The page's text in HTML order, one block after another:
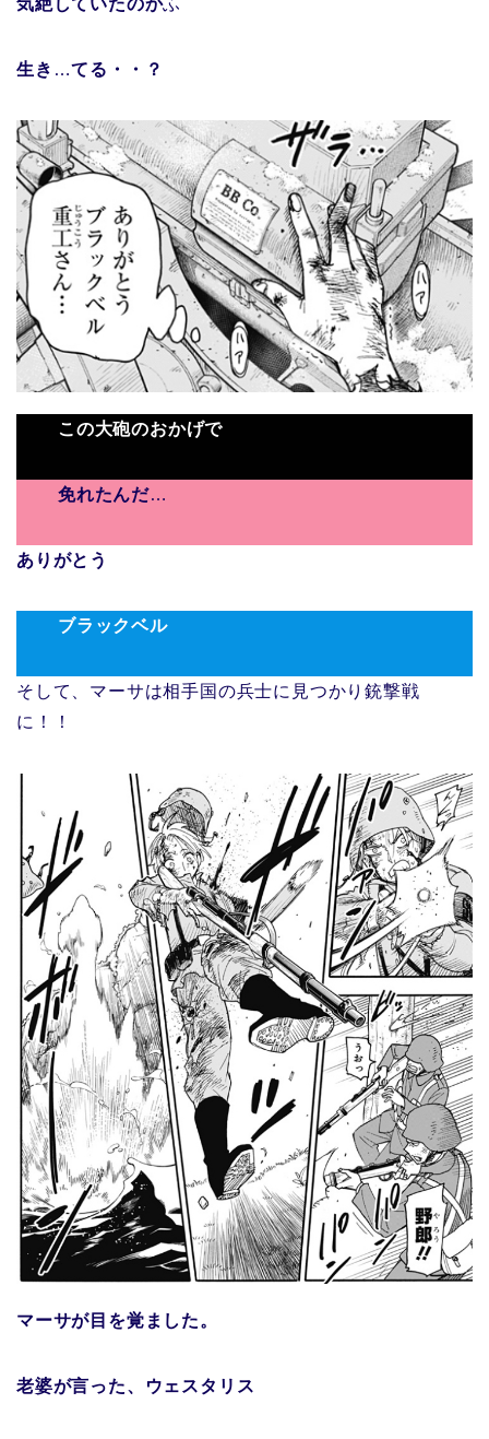
気絶していたのかふ
生き …てる・・？
この大砲のおかげで
免れたんだ…
ありがとう
ブラックベル
そして、マーサは相手国の兵士に見つかり銃撃戦
に！！
マーサが目を覚ました。
老婆が言った、ウェスタリス